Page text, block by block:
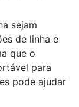
sejam
de linha e
que o
para
pode ajudar